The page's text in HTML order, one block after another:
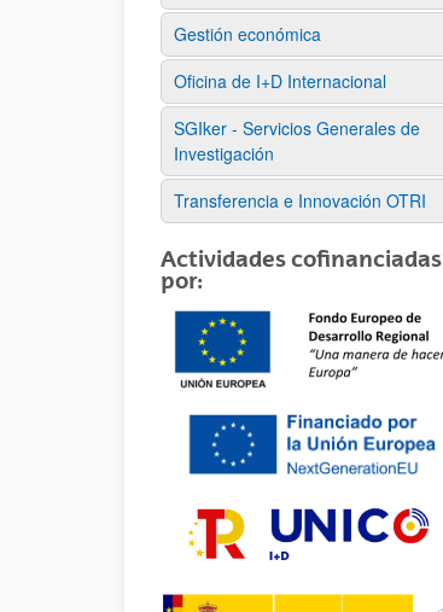
Gestión económica
Oficina de I+D Internacional
SGIker - Servicios Generales de
Investigación
Transferencia e Innovación OTRI
Actividades cofinanciadas
por: